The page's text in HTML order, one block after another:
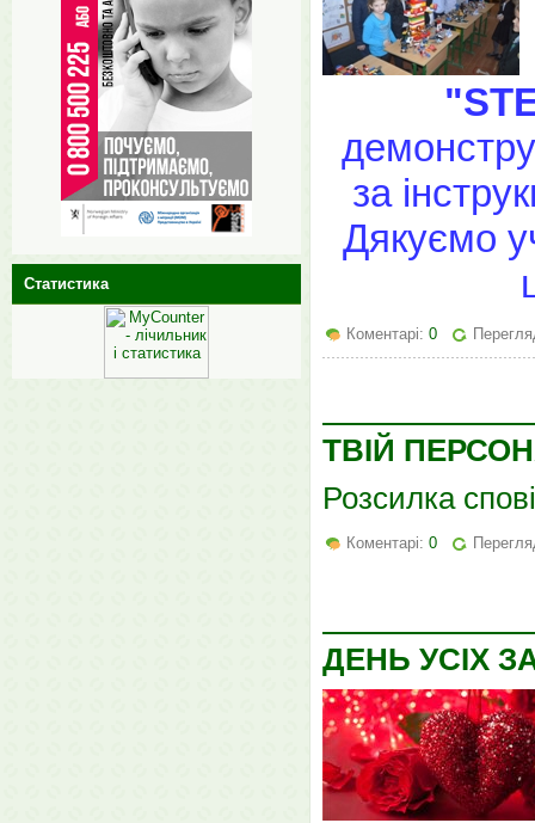
за
Дякуємо
Коментарі: 0
ТВІЙ
Розсилка
Коментарі: 0
ДЕНЬ УСІХ
Статистика